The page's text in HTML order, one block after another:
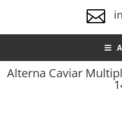

Alterna Caviar